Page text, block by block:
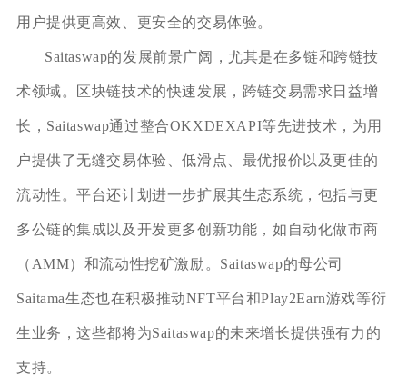
用户提供更高效、更安全的交易体验。
Saitaswap的发展前景广阔，尤其是在多链和跨链技
术领域。区块链技术的快速发展，跨链交易需求日益增
长，Saitaswap通过整合OKXDEXAPI等先进技术，为用
户提供了无缝交易体验、低滑点、最优报价以及更佳的
流动性。平台还计划进一步扩展其生态系统，包括与更
多公链的集成以及开发更多创新功能，如自动化做市商
（AMM）和流动性挖矿激励。Saitaswap的母公司
Saitama生态也在积极推动NFT平台和Play2Earn游戏等衍
生业务，这些都将为Saitaswap的未来增长提供强有力的
支持。